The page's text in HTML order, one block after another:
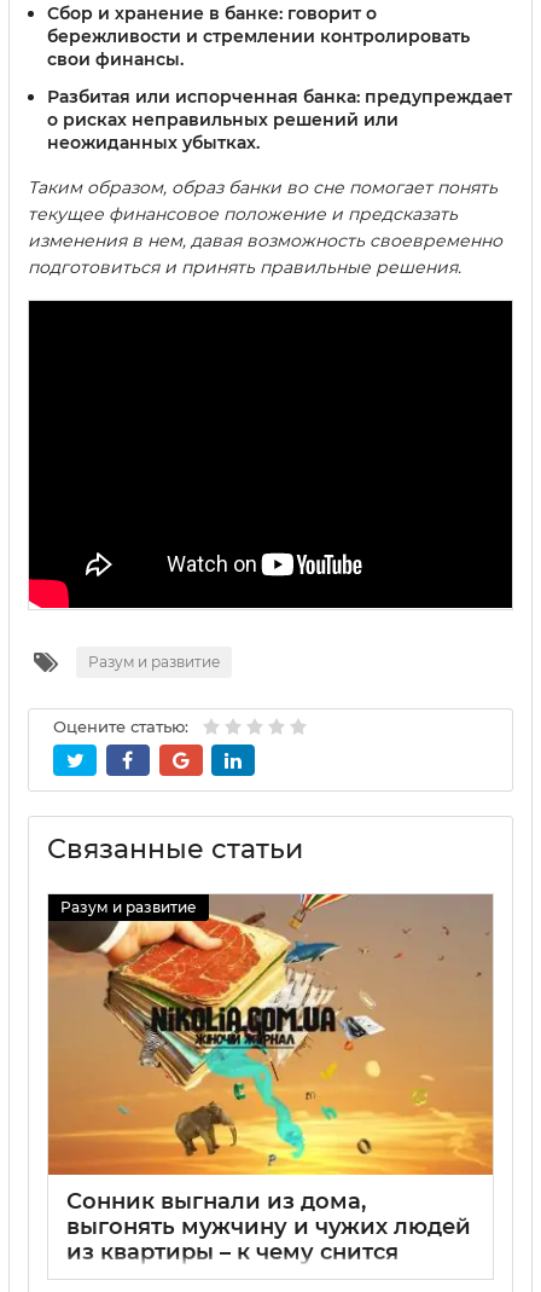
Сбор и хранение в банке: говорит о
бережливости и стремлении контролировать
свои финансы.
Разбитая или испорченная банка: предупреждает
о рисках неправильных решений или
неожиданных убытках.
Таким образом, образ банки во сне помогает понять
текущее финансовое положение и предсказать
изменения в нем, давая возможность своевременно
подготовиться и принять правильные решения.
Разум и развитие
Оцените статью:
Связанные статьи
Разум и развитие
Сонник выгнали из дома,
выгонять мужчину и чужих людей
из квартиры – к чему снится
выгонять